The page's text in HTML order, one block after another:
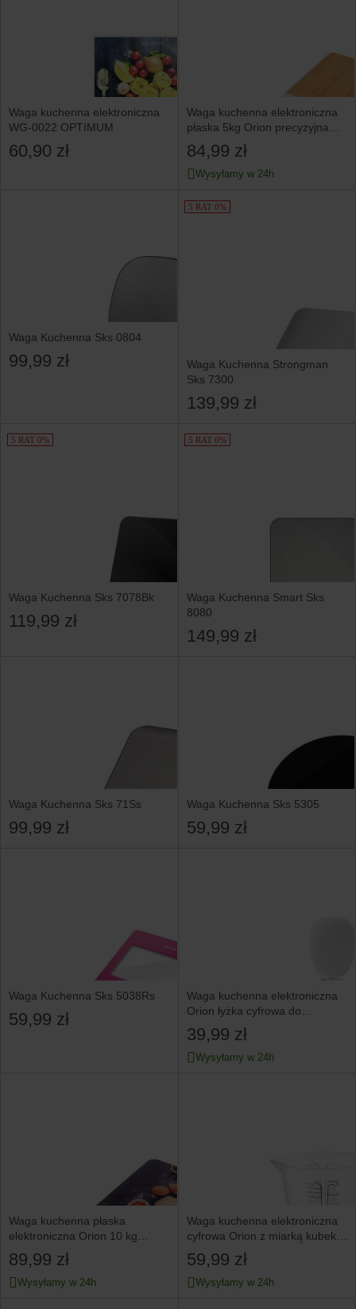
Waga kuchenna elektroniczna
WG-0022 OPTIMUM
60,90 zł
Waga kuchenna elektroniczna
płaska 5kg Orion precyzyjna
LCD bambusowa
84,99 zł
Wysyłamy w 24h
Waga Kuchenna Sks 0804
99,99 zł
5 RAT 0%
Waga Kuchenna Strongman
Sks 7300
139,99 zł
5 RAT 0%
Waga Kuchenna Sks 7078Bk
119,99 zł
5 RAT 0%
Waga Kuchenna Smart Sks
8080
149,99 zł
Waga Kuchenna Sks 71Ss
99,99 zł
Waga Kuchenna Sks 5305
59,99 zł
Waga Kuchenna Sks 5038Rs
59,99 zł
Waga kuchenna elektroniczna
Orion łyżka cyfrowa do
odmierzania 1kg
39,99 zł
Wysyłamy w 24h
Waga kuchenna płaska
elektroniczna Orion 10 kg
precyzyjna LCD do żywności
89,99 zł
Wysyłamy w 24h
Waga kuchenna elektroniczna
cyfrowa Orion z miarką kubek
dzbanek do
59,99 zł
Wysyłamy w 24h